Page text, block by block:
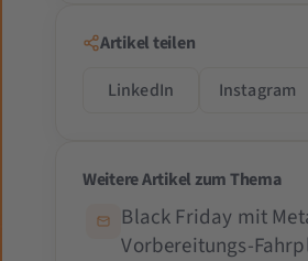
Artikel teilen
LinkedIn
Instagram
Weitere Artikel zum Thema
Black Friday mit
Vorbereitungs-